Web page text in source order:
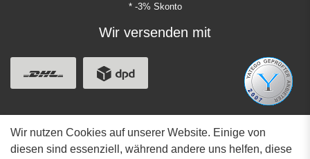
* -3% Skonto
Wir versenden mit
Adresse
Wir nutzen Cookies auf unserer Website. Einige von
diesen sind essenziell, während andere uns helfen, diese